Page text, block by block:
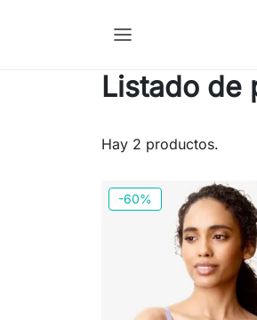
Listado de
Hay 2 productos.
-60%